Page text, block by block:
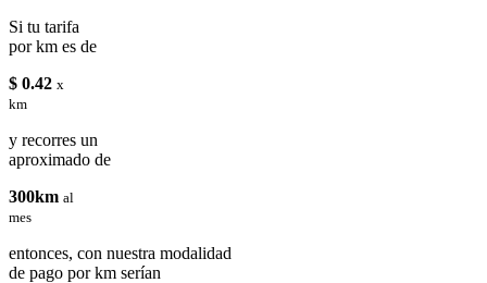
Si tu tarifa
por km es de
$ 0.42 x
km
y recorres un
aproximado de
300km al
mes
entonces, con nuestra modalidad
de pago por km serían